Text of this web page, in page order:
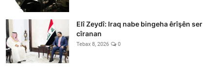
Elî Zeydî: Iraq nabe bingeha êrîşên ser
cîranan
Tebax 8, 2026 0